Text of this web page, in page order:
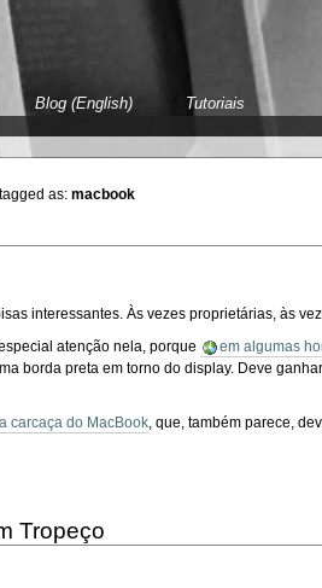
Blog (English) Tutoriais
as:macbook
interessantes. Às vezes proprietárias, às
atenção nela, porque
em algumas
borda preta em torno do display. Deve
carcaça do MacBook, que, também parece,
Tropeço